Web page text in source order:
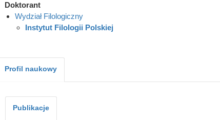
Doktorant
Wydział Filologiczny
Instytut Filologii Polskiej
Profil naukowy
Publikacje